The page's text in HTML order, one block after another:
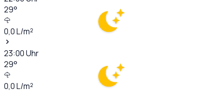
29°
0,0L/m²
23:00Uhr
29°
0,0L/m²